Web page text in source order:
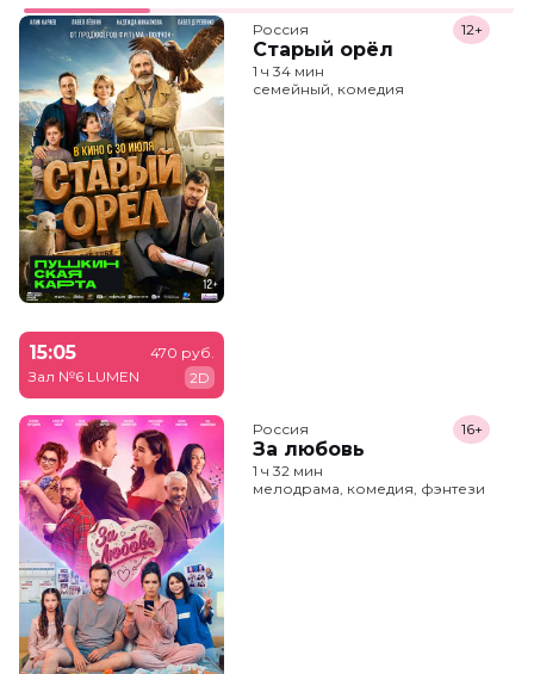
Россия
Старый орёл
12+
1 ч 34 мин
семейный, комедия
15:05
Зал №6 LUMEN
470 руб.
2D
Россия
За любовь
16+
1 ч 32 мин
мелодрама, комедия, фэнтези